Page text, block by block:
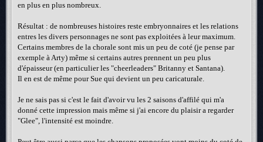
en plus en plus nombreux.
Résultat : de nombreuses histoires reste embryonnaires et les relations
entres les divers personnages ne sont pas exploitées à leur maximum.
Certains membres de la chorale sont mis un peu de coté (je pense par
exemple à Arty) même si certains autres prennent un peu plus
d'épaisseur (en particulier les "cheerleaders" Britanny et Santana).
Il en est de même pour Sue qui devient un peu caricaturale.
Je ne sais pas si c'est le fait d'avoir vu les 2 saisons d'affilé qui m'a
donné cette impression mais même si j'ai encore du plaisir a regarder
"Glee", l'intensité est moindre.